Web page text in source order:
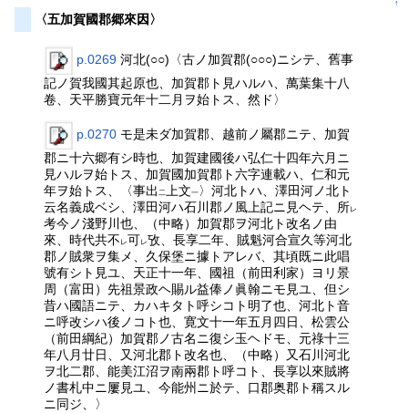
↑
〈五加賀國郡郷來因〉
p.0269 河北(○○)〈古ノ加賀郡(○○○)ニシテ、舊事
記ノ賀我國其起原也、加賀郡ト見ハルハ、萬葉集十八
卷、天平勝寶元年十二月ヲ始トス、然ド〉
p.0270 モ是未ダ加賀郡、越前ノ屬郡ニテ、加賀
郡ニ十六郷有シ時也、加賀建國後ハ弘仁十四年六月ニ
見ハルヲ始トス、加賀國加賀郡ト六字連載ハ、仁和元
年ヲ始トス、〈事出 二 上文一 〉河北トハ、澤田河ノ北ト
云名義成ベシ、澤田河ハ石川郡ノ風上記ニ見ヘテ、所レ
考今ノ淺野川也、（中略）加賀郡ヲ河北ト改名ノ由
來、時代共不 レ可レ攷、長享二年、賊魁河合宣久等河北
郡ノ賊衆ヲ集メ、久保堡ニ據トアレバ、其頃既ニ此唱
號有シト見ユ、天正十一年、國祖（前田利家）ヨリ景
周（富田）先祖景政ヘ賜ル益俸ノ眞翰ニモ見ユ、但シ
昔ハ國語ニテ、カハキタト呼シコト明了也、河北ト音
ニ呼改シハ後ノコト也、寛文十一年五月四日、松雲公
（前田綱紀）加賀郡ノ古名ニ復シ玉ヘドモ、元祿十三
年八月廿日、又河北郡ト改名也、（中略）又石川河北
ヲ北二郡、能美江沼ヲ南兩郡ト呼コト、長享以來賊將
ノ書札中ニ屢見ユ、今能州ニ於テ、口郡奥郡ト稱スル
ニ同ジ、〉